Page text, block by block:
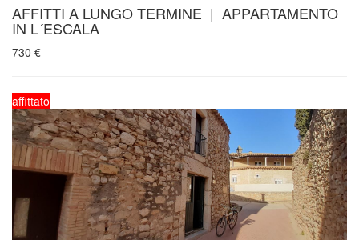
AFFITTI A LUNGO TERMINE | APPARTAMENTO
IN L´ESCALA
730 €
affittato